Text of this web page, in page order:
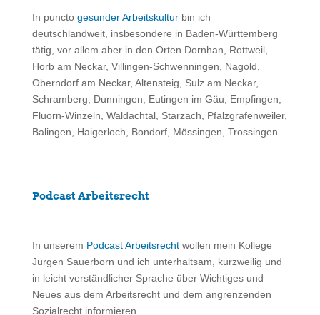
In puncto gesunder Arbeitskulturbin ich
deutschlandweit, insbesondere in Baden-Württemberg
tätig, vor allem aber in den Orten Dornhan, Rottweil,
Horb am Neckar, Villingen-Schwenningen, Nagold,
Oberndorf am Neckar, Altensteig, Sulz am Neckar,
Schramberg, Dunningen, Eutingen im Gäu, Empfingen,
Fluorn-Winzeln, Waldachtal, Starzach, Pfalzgrafenweiler,
Balingen, Haigerloch, Bondorf, Mössingen, Trossingen.
Podcast Arbeitsrecht
In unserem Podcast Arbeitsrechtwollen mein Kollege
Jürgen Sauerborn und ich unterhaltsam, kurzweilig und
in leicht verständlicher Sprache über Wichtiges und
Neues aus dem Arbeitsrecht und dem angrenzenden
Sozialrecht informieren.